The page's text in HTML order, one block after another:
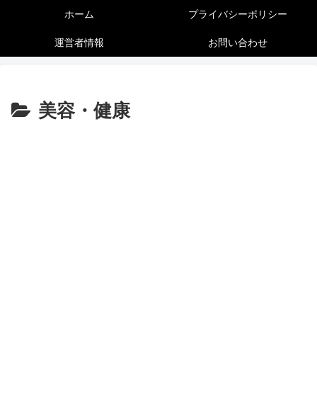
ホーム プライバシーポリシー
運営者情報 お問い合わせ
美容・健康